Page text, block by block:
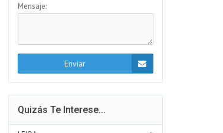
Mensaje:
Enviar
Quizás Te Interese...